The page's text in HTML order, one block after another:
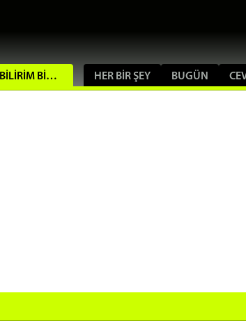
KULLANICI İSTATISTIKLERI - YAZMAYA DA BILIRIM BIR GARANTISI YOK HER BIR ŞEY BUGÜN